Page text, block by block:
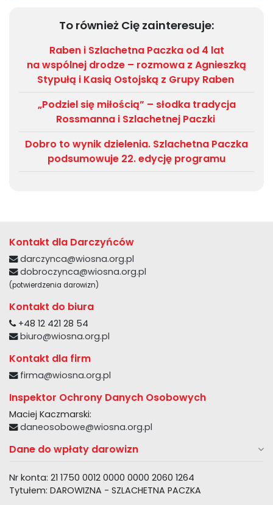
To również Cię zainteresuje:
Raben i Szlachetna Paczka od 4 lat
na wspólnej drodze – rozmowa z Agnieszką
Stypułą i Kasią Ostojską z Grupy Raben
„Podziel się miłością” – słodka tradycja
Rossmanna i Szlachetnej Paczki
Dobro to wynik dzielenia. Szlachetna Paczka
podsumowuje 22. edycję programu
Kontakt dla Darczyńców
darczynca@wiosna.org.pl
dobroczynca@wiosna.org.pl
(potwierdzenia darowizn)
Kontakt do biura
+48 12 421 28 54
biuro@wiosna.org.pl
Kontakt dla firm
firma@wiosna.org.pl
Inspektor Ochrony Danych Osobowych
Maciej Kaczmarski:
daneosobowe@wiosna.org.pl
Dane do wpłaty darowizn
Nr konta: 21 1750 0012 0000 0000 2060 1264
Tytułem: DAROWIZNA - SZLACHETNA PACZKA